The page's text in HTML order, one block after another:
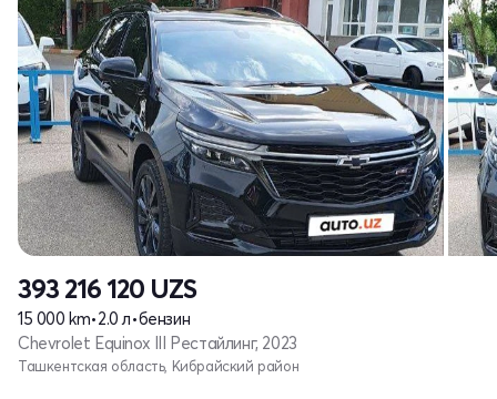
393 216 120 UZS
15 000 km•2.0 л•бензин
Chevrolet Equinox III Рестайлинг, 2023
Ташкентская область, Кибрайский район